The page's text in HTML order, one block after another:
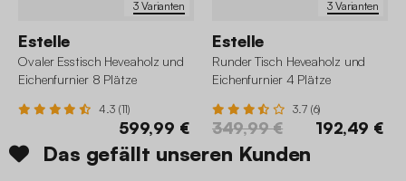
3 Varianten
Estelle
Ovaler Esstisch Heveaholz und
Eichenfurnier 8 Plätze
4.3 (11)
599,99 €
3 Varianten
Estelle
Runder Tisch Heveaholz und
Eichenfurnier 4 Plätze
3.7 (6)
349,99 € 192,49 €
Das gefällt unseren Kunden